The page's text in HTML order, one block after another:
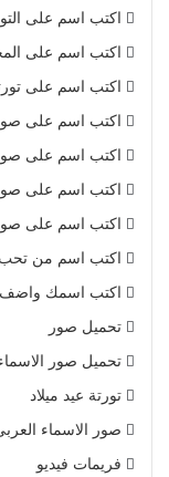
اكتب اسم على
اكتب اسم على
اكتب اسم على
اكتب اسم على
اكتب اسم على
اكتب اسم على
اكتب اسم على صور
اكتب اسم من
اكتب اسمك
تحميل صور
تحميل صور
تورتة عيد ميلاد
صور الاسماء
فريمات فيديو